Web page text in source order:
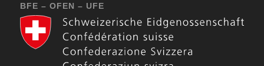
BFE – OFEN – UFE